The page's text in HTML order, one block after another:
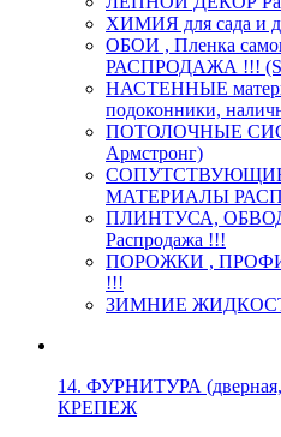
ХИМИЯ для сада и
ОБОИ , Пленка
РАСПРОДАЖА !!!
НАСТЕННЫЕ
подоконники,
ПОТОЛОЧНЫЕ
Армстронг)
МАТЕРИАЛЫ
ПЛИНТУСА,
Распродажа !!!
ПОРОЖКИ ,
!!!
ЗИМНИЕ
14. ФУРНИТУРА
КРЕПЕЖ